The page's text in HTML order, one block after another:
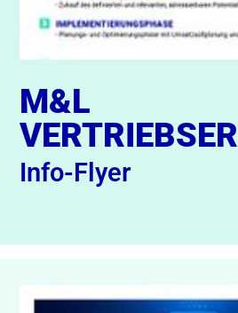
M&L
Info-Flyer